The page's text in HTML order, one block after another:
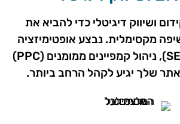
ושיווק דיגיטלי כדי להביא את
מקסימלית. נבצע אופטימיזציה
למנועי חיפוש (SEO), ניהול קמפיינים ממומנים (PPC)
שלך יגיע לקהל הרחב ביותר.